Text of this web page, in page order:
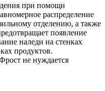
при помощи
распределение
отделению, а также
появление
наледи на стенках
продуктов.
не нуждается